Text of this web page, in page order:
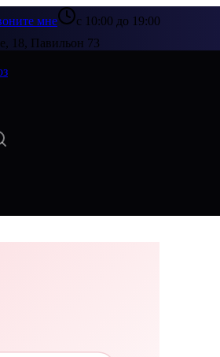
мне
с 10:00 до 19:00
18, Павильон 73